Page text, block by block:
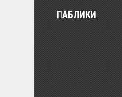
ПАБЛИКИ